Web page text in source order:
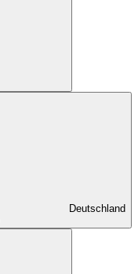
Deutschland